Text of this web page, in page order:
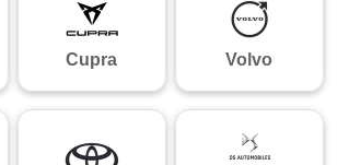
Cupra Volvo